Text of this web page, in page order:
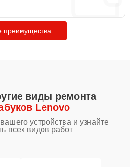
преимущества
виды ремонта
Lenovo
устройства и узнайте
всех видов работ